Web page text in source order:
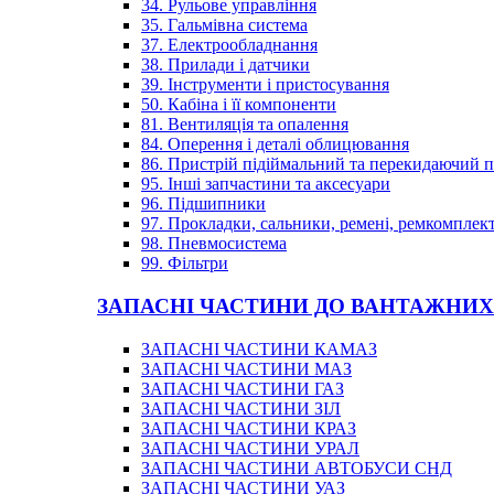
34. Рульове управління
35. Гальмівна система
37. Електрообладнання
38. Прилади і датчики
39. Інструменти і пристосування
50. Кабіна і її компоненти
81. Вентиляція та опалення
84. Оперення і деталі облицювання
86. Пристрій підіймальний та перекидаючий
95. Інші запчастини та аксесуари
96. Підшипники
97. Прокладки, сальники, ремені,
98. Пневмосистема
99. Фільтри
ЗАПАСНІ ЧАСТИНИ ДО
ЗАПАСНІ ЧАСТИНИ КАМАЗ
ЗАПАСНІ ЧАСТИНИ МАЗ
ЗАПАСНІ ЧАСТИНИ ГАЗ
ЗАПАСНІ ЧАСТИНИ ЗІЛ
ЗАПАСНІ ЧАСТИНИ КРАЗ
ЗАПАСНІ ЧАСТИНИ УРАЛ
ЗАПАСНІ ЧАСТИНИ АВТОБУСИ СНД
ЗАПАСНІ ЧАСТИНИ УАЗ